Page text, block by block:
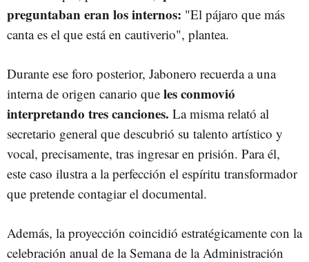
preguntaban eran los internos: "El pájaro que más
canta es el que está en cautiverio", plantea.
Durante ese foro posterior, Jabonero recuerda a una
interna de origen canario que les conmovió
interpretando tres canciones. La misma relató al
secretario general que descubrió su talento artístico y
vocal, precisamente, tras ingresar en prisión. Para él,
este caso ilustra a la perfección el espíritu transformador
que pretende contagiar el documental.
Además, la proyección coincidió estratégicamente con la
celebración anual de la Semana de la Administración